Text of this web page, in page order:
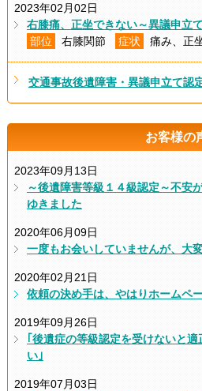
2023年02月02日
右膝痛、正坐できない～異議申立
部位
右膝関節 症状 痛み、正
交通事故後遺障害・異議申立て認
お客様の
2023年09月13日
～後遺障害等級１４級認定～不安
ゆきました
2020年06月09日
一度もお会いしていませんが、大
2020年02月21日
依頼の決め手は、やはりホームペ
2019年09月26日
｢後遺症の等級認定を受けないと
い｣
2019年07月03日